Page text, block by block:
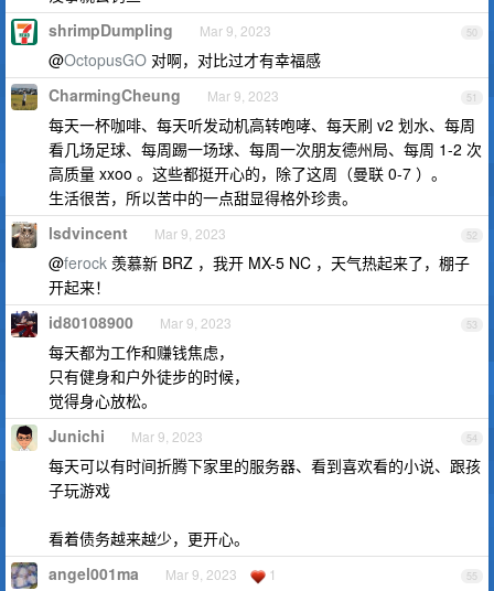
50
shrimpDumpling Mar 9, 2023
@OctopusGO 对啊，对比过才有幸福感
51
CharmingCheung Mar 9, 2023
每天一杯咖啡、每天听发动机高转咆哮、每天刷 v2 划水、每周
看几场足球、每周踢一场球、每周一次朋友德州局、每周 1-2 次
高质量 xxoo 。这些都挺开心的，除了这周（曼联 0-7 ）。
生活很苦，所以苦中的一点甜显得格外珍贵。
52
lsdvincent Mar 9, 2023
@ferock 羡慕新 BRZ ，我开 MX-5 NC ，天气热起来了，棚子
开起来！
53
id80108900 Mar 9, 2023
每天都为工作和赚钱焦虑，
只有健身和户外徒步的时候，
觉得身心放松。
54
Junichi Mar 9, 2023
每天可以有时间折腾下家里的服务器、看到喜欢看的小说、跟孩
子玩游戏
看着债务越来越少，更开心。
55
angel001ma Mar 9, 2023 1